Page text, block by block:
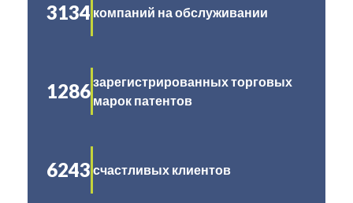
3134 компаний на обслуживании
1286зарегистрированных торговых
марок патентов
6243 счастливых клиентов